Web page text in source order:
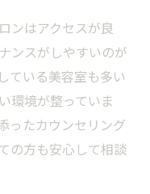
ンはアクセスが良
ンスがしやすいのが
ている美容室も多い
環境が整っていま
ったカウンセリング
の方も安心して相談